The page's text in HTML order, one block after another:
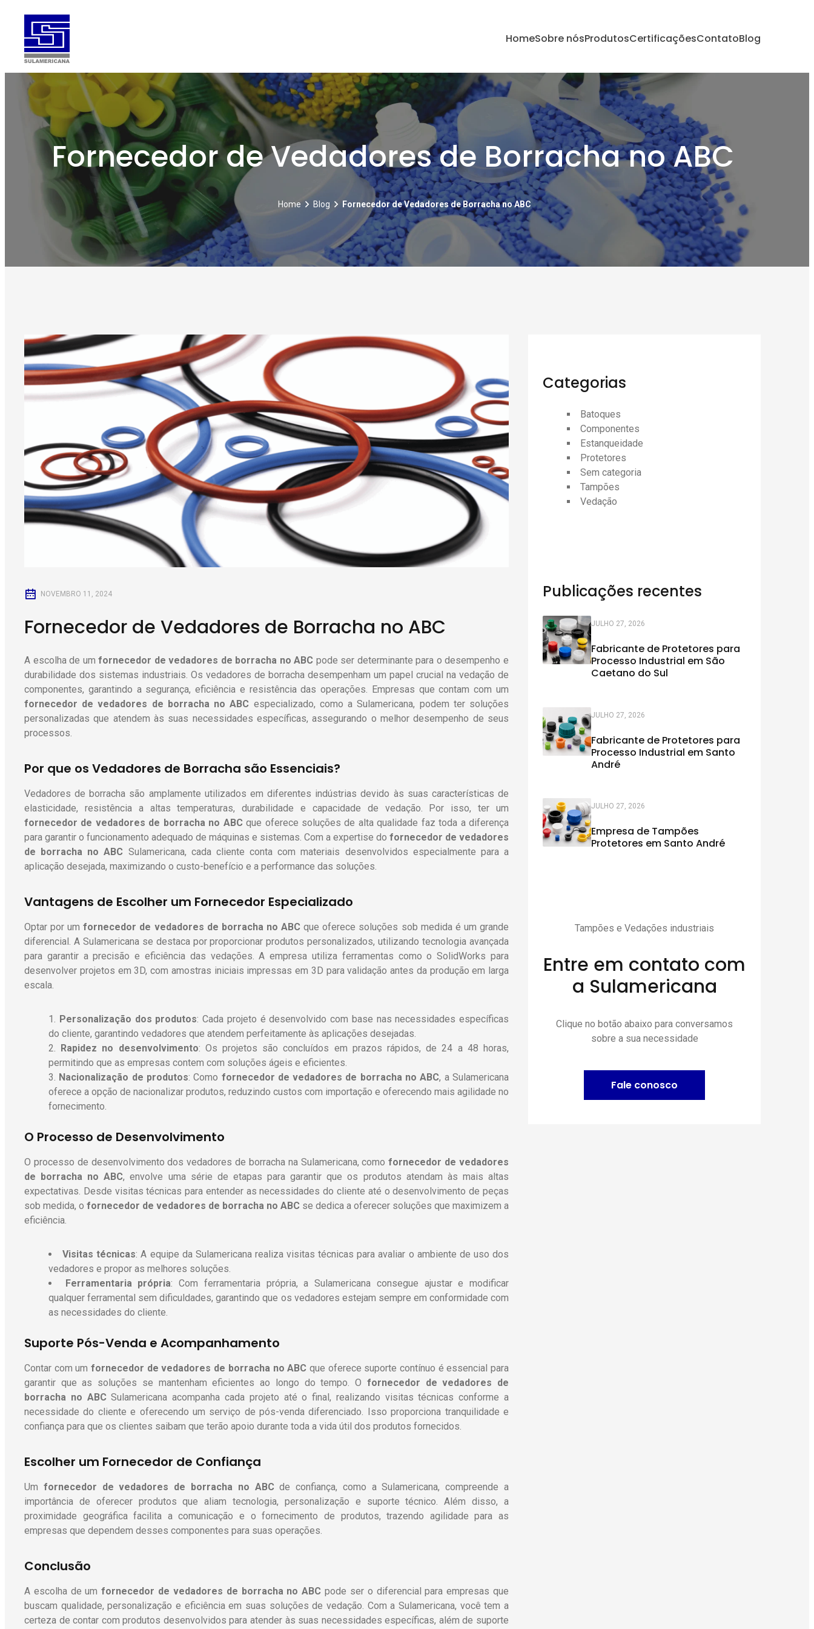
HomeSobre nósProdutosCertificaçõesContatoBlog
Fornecedor de Vedadores de Borracha no ABC
Home Blog Fornecedor de Vedadores de Borracha no ABC
NOVEMBRO 11, 2024
Fornecedor de Vedadores de Borracha no ABC
A escolha de umfornecedor de vedadores de borracha no ABC pode ser determinante para o desempenho e
durabilidade dos sistemas industriais. Os vedadores de borracha desempenham um papel crucial na vedação de
componentes, garantindo a segurança, eficiência e resistência das operações. Empresas que contam com um
fornecedor de vedadores de borracha no ABC especializado, como a Sulamericana, podem ter soluções
personalizadas que atendem às suas necessidades específicas, assegurando o melhor desempenho de seus
processos.
Por que os Vedadores de Borracha são Essenciais?
Vedadores de borracha são amplamente utilizados em diferentes indústrias devido às suas características de
elasticidade, resistência a altas temperaturas, durabilidade e capacidade de vedação. Por isso, ter um
fornecedor de vedadores de borracha no ABCque oferece soluções de alta qualidade faz toda a diferença
para garantir o funcionamento adequado de máquinas e sistemas. Com a expertise do fornecedor de vedadores
de borracha no ABC Sulamericana, cada cliente conta com materiais desenvolvidos especialmente para a
aplicação desejada, maximizando o custo-benefício e a performance das soluções.
Vantagens de Escolher um Fornecedor Especializado
Optar por umfornecedor de vedadores de borracha no ABC que oferece soluções sob medida é um grande
diferencial. A Sulamericana se destaca por proporcionar produtos personalizados, utilizando tecnologia avançada
para garantir a precisão e eficiência das vedações. A empresa utiliza ferramentas como o SolidWorks para
desenvolver projetos em 3D, com amostras iniciais impressas em 3D para validação antes da produção em larga
escala.
Personalização dos produtos: Cada projeto é desenvolvido com base nas necessidades específicas
do cliente, garantindo vedadores que atendem perfeitamente às aplicações desejadas.
Rapidez no desenvolvimento: Os projetos são concluídos em prazos rápidos, de 24 a 48 horas,
permitindo que as empresas contem com soluções ágeis e eficientes.
Nacionalização de produtos: Como fornecedor de vedadores de borracha no ABC, a Sulamericana
oferece a opção de nacionalizar produtos, reduzindo custos com importação e oferecendo mais agilidade no
fornecimento.
O Processo de Desenvolvimento
O processo de desenvolvimento dos vedadores de borracha na Sulamericana, comofornecedor de vedadores
de borracha no ABC, envolve uma série de etapas para garantir que os produtos atendam às mais altas
expectativas. Desde visitas técnicas para entender as necessidades do cliente até o desenvolvimento de peças
sob medida, o fornecedor de vedadores de borracha no ABC se dedica a oferecer soluções que maximizem a
eficiência.
Visitas técnicas: A equipe da Sulamericana realiza visitas técnicas para avaliar o ambiente de uso dos
vedadores e propor as melhores soluções.
Ferramentaria própria: Com ferramentaria própria, a Sulamericana consegue ajustar e modificar
qualquer ferramental sem dificuldades, garantindo que os vedadores estejam sempre em conformidade com
as necessidades do cliente.
Suporte Pós-Venda e Acompanhamento
Contar com umfornecedor de vedadores de borracha no ABC que oferece suporte contínuo é essencial para
garantir que as soluções se mantenham eficientes ao longo do tempo. O fornecedor de vedadores de
borracha no ABCSulamericana acompanha cada projeto até o final, realizando visitas técnicas conforme a
necessidade do cliente e oferecendo um serviço de pós-venda diferenciado. Isso proporciona tranquilidade e
confiança para que os clientes saibam que terão apoio durante toda a vida útil dos produtos fornecidos.
Escolher um Fornecedor de Confiança
Um fornecedor de vedadores de borracha no ABCde confiança, como a Sulamericana, compreende a
importância de oferecer produtos que aliam tecnologia, personalização e suporte técnico. Além disso, a
proximidade geográfica facilita a comunicação e o fornecimento de produtos, trazendo agilidade para as
empresas que dependem desses componentes para suas operações.
Conclusão
A escolha de umfornecedor de vedadores de borracha no ABC pode ser o diferencial para empresas que
buscam qualidade, personalização e eficiência em suas soluções de vedação. Com a Sulamericana, você tem a
certeza de contar com produtos desenvolvidos para atender às suas necessidades específicas, além de suporte
Categorias
Batoques
Componentes
Estanqueidade
Protetores
Sem categoria
Tampões
Vedação
Publicações recentes
JULHO 27, 2026
Fabricante de Protetores para
Processo Industrial em São
Caetano do Sul
JULHO 27, 2026
Fabricante de Protetores para
Processo Industrial em Santo
André
JULHO 27, 2026
Empresa de Tampões
Protetores em Santo André
Tampões e Vedações industriais
Entre em contato com
a Sulamericana
Clique no botão abaixo para conversamos
sobre a sua necessidade
Fale conosco